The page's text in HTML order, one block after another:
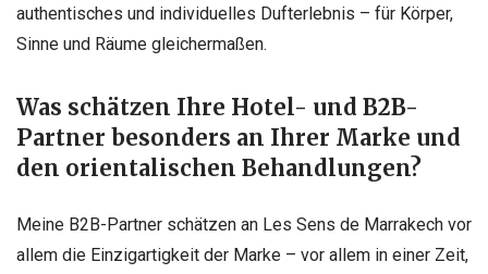
authentisches und individuelles Dufterlebnis – für Körper,
Sinne und Räume gleichermaßen.
Was schätzen Ihre Hotel- und B2B-
Partner besonders an Ihrer Marke und
den orientalischen Behandlungen?
Meine B2B-Partner schätzen an Les Sens de Marrakech vor
allem die Einzigartigkeit der Marke – vor allem in einer Zeit,